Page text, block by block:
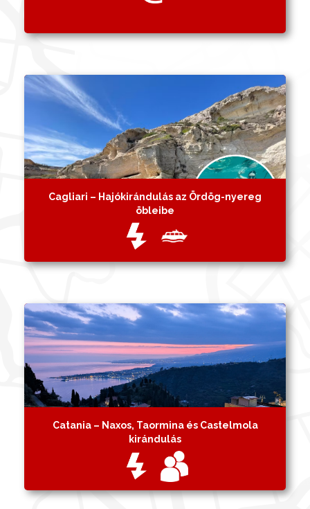
Cagliari – Hajókirándulás az Ördög-nyereg
öbleibe
Catania – Naxos, Taormina és Castelmola
kirándulás